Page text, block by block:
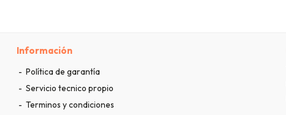
Información
Política de garantía
Servicio tecnico propio
Terminos y condiciones